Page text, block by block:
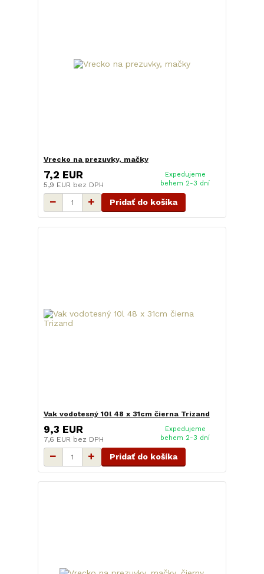
Vrecko na prezuvky, mačky
7,2 EUR
5,9 EUR bez DPH
Expedujeme
behem 2-3 dní
Pridať do košíka
Vak vodotesný 10l 48 x 31cm čierna Trizand
9,3 EUR
7,6 EUR bez DPH
Expedujeme
behem 2-3 dní
Pridať do košíka